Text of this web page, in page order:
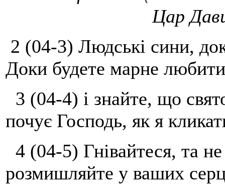
Цар
2 (04-3) Людські сини,
Доки будете марне
3 (04-4) і знайте, що
почує Господь, як я
4 (04-5) Гнівайтеся, та
розмишляйте у ваших